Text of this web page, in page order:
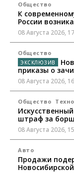
Общество
К
России
08 Августа 2026,
Общество
приказы о
08 Августа 2026,
Общество
штраф за
08 Августа 2026,
Авто
Продажи